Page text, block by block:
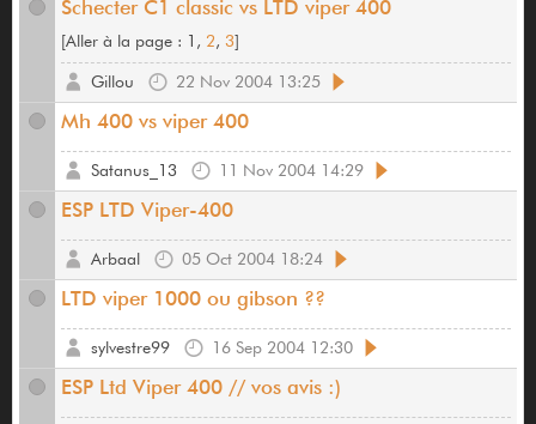
Schecter C1 classic vs LTD viper 400
[Aller à la page : 1, 2, 3]
22 Nov 2004 13:25
Gillou
Mh 400 vs viper 400
11 Nov 2004 14:29
Satanus_13
ESP LTD Viper-400
05 Oct 2004 18:24
Arbaal
LTD viper 1000 ou gibson ??
16 Sep 2004 12:30
sylvestre99
ESP Ltd Viper 400 // vos avis :)